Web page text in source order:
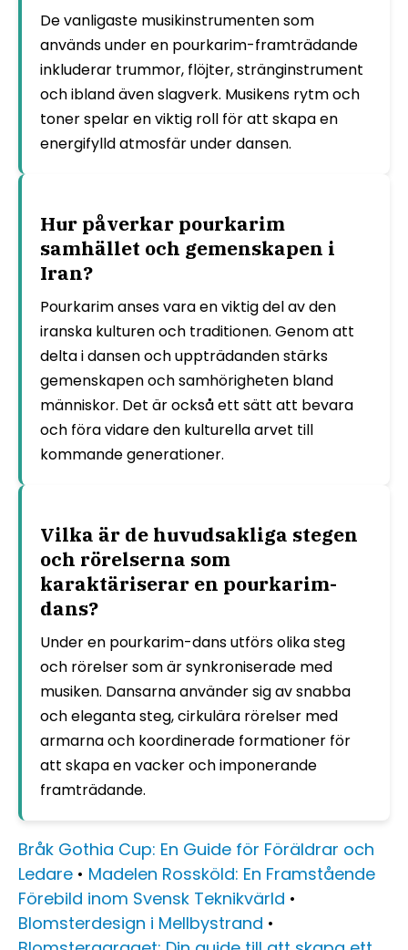
De vanligaste musikinstrumenten som
används under en pourkarim-framträdande
inkluderar trummor, flöjter, stränginstrument
och ibland även slagverk. Musikens rytm och
toner spelar en viktig roll för att skapa en
energifylld atmosfär under dansen.
Hur påverkar pourkarim
samhället och gemenskapen i
Iran?
Pourkarim anses vara en viktig del av den
iranska kulturen och traditionen. Genom att
delta i dansen och uppträdanden stärks
gemenskapen och samhörigheten bland
människor. Det är också ett sätt att bevara
och föra vidare den kulturella arvet till
kommande generationer.
Vilka är de huvudsakliga stegen
och rörelserna som
karaktäriserar en pourkarim-
dans?
Under en pourkarim-dans utförs olika steg
och rörelser som är synkroniserade med
musiken. Dansarna använder sig av snabba
och eleganta steg, cirkulära rörelser med
armarna och koordinerade formationer för
att skapa en vacker och imponerande
framträdande.
Bråk Gothia Cup: En Guide för Föräldrar och
Ledare • Madelen Rossköld: En Framstående
Förebild inom Svensk Teknikvärld •
Blomsterdesign i Mellbystrand •